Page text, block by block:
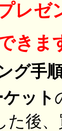
レゼ
きま
グ手
ット
た後